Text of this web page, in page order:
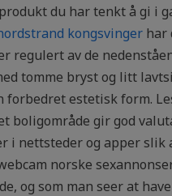
du har tenkt å gi i
kongsvingerhar
regulert av de
tomme bryst og litt
estetisk form.
boligområde gir god
i nettsteder og apper slik
norske
og som man seer at